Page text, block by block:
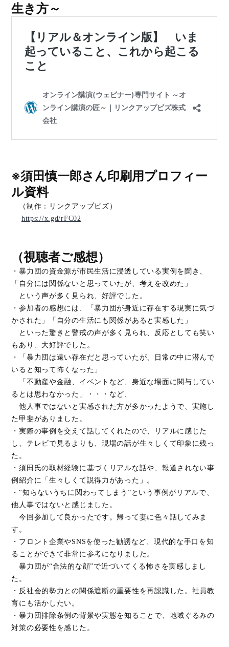
生き方～
※須田慎一郎さん印刷用プロフィー
ル資料
（制作：リンクアップビズ）
https://x.gd/rFC02
（視聴者ご感想）
・暴力団の資金源が市民生活に浸透している実例を聞き、
「自分には関係ないと思っていたが、考えを改めた」
という声が多く見られ、好評でした。
・参加者の感想には、「暴力団が身近に存在する現実に気づ
かされた」「自分の生活にも関係があると実感した」
といった驚きと警戒の声が多く見られ、反応としても笑い
もあり、大好評でした。
・「暴力団は遠い存在だと思っていたが、日常の中に潜んで
いると知って怖くなった」
「不動産や金融、イベントなど、身近な場面に関与してい
るとは思わなかった」・・・など、
他人事ではないと実感された方が多かったようで、実施し
た甲斐がありました。
・実際の事例を交えて話してくれたので、リアルに感じた
し、テレビで見るよりも、現場の話が生々しくて印象に残っ
た。
・須田氏の取材経験に基づくリアルな話や、報道されない事
例紹介に「生々しくて説得力があった」。
・“知らないうちに関わってしまう”という事例がリアルで、
他人事ではないと感じました。
今回参加して良かったです。帰って妻に色々話してみま
す。
・フロント企業やSNSを使った勧誘など、現代的な手口を知
ることができて非常に参考になりました。
暴力団が“合法的な顔”で近づいてくる怖さを実感しまし
た。
・反社会的勢力との関係遮断の重要性を再認識した。社員教
育にも活かしたい。
・暴力団排除条例の背景や実態を知ることで、地域ぐるみの
対策の必要性を感じた。